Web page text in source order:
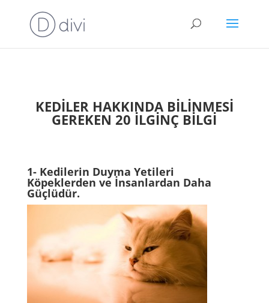
KEDİLER HAKKINDA BİLİNMESİ
GEREKEN 20 İLGİNÇ BİLGİ
1- Kedilerin Duyma Yetileri
Köpeklerden ve İnsanlardan Daha
Güçlüdür.